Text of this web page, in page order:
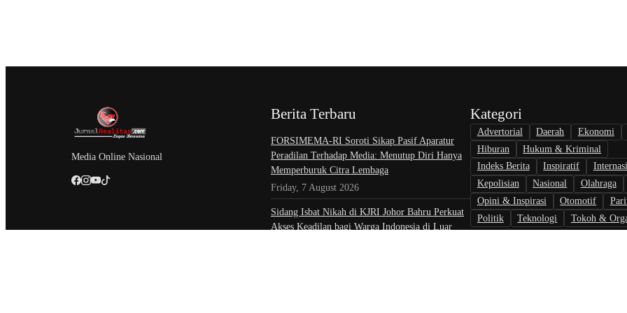
Media Online Nasional
Berita Terbaru
​FORSIMEMA-RI Soroti Sikap Pasif Aparatur
Peradilan Terhadap Media: Menutup Diri Hanya
Memperburuk Citra Lembaga
Friday, 7 August 2026
Sidang Isbat Nikah di KJRI Johor Bahru Perkuat
Akses Keadilan bagi Warga Indonesia di Luar
Kategori
Advertorial Daerah Ekonomi
Hiburan
Hukum & Kriminal
Indeks Berita
Inspiratif
Kepolisian
Nasional Olahraga
Opini & Inspirasi
Otomotif
Politik
Teknologi Tokoh &